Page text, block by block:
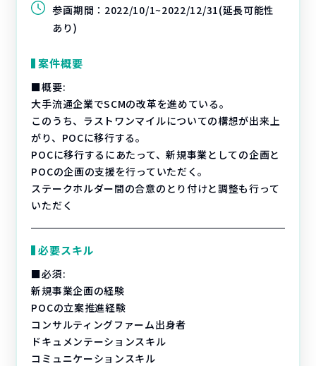
参画期間： 2022/10/1~2022/12/31(延長可能性
あり)
案件概要
■概要:
大手流通企業でSCMの改革を進めている。
このうち、ラストワンマイルについての構想が出来上
がり、POCに移行する。
POCに移行するにあたって、新規事業としての企画と
POCの企画の支援を行っていただく。
ステークホルダー間の合意のとり付けと調整も行って
いただく
必要スキル
■必須:
新規事業企画の経験
POCの立案推進経験
コンサルティングファーム出身者
ドキュメンテーションスキル
コミュニケーションスキル